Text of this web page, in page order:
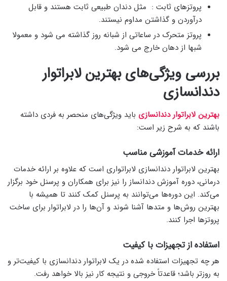
پروتزهای ثابت : مثل دندان طبیعی ثابت هستند و قابل
درآوردن و گذاشتن مداوم نیستند.
پروتز متحرک در ساعاتی از شبانه روز گذاشته می شود و معمولا
شبها از دهان خارج می شود.
بررسی ویژگی‌های بهترین لابراتوار
دندانسازی
بهترین لابراتوار دندانسازی باید ویژگی‌های منحصر به ‌فردی داشته
باشند که به شرح زیر است:
ارائه خدمات آموزشی مناسب
بهترین لابراتوار دندانسازی لابراتواری است که علاوه‌ بر ارائه خدمات
درمانی، دوره آموزش دندانساز را نیز برای همکاران و پرسنل خود برگزار
می‌کند. این دوره‌ها می‌توانند به پرسنل کمک کنند تا همیشه با
بهترین روش‌ها و متدها آشنا شوند و آن‌ها را در لابراتوار برای ساخت
پروتزها اجرا کنند.
استفاده از تجهیزات با کیفیت
هر چه تجهیزات استفاده ‌شده در یک لابراتوار دندانسازی با کیفیت‌تر و
به روزتر باشد؛ قاعدتاً خروجی و نتیجه کار نیز بالا خواهد رفت.